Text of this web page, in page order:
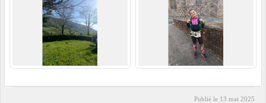
Publié le 13 mai 2025